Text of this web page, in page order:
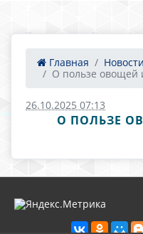
Главная Новости
О пользе овощей
26.10.2025 07:13
О ПОЛЬЗЕ